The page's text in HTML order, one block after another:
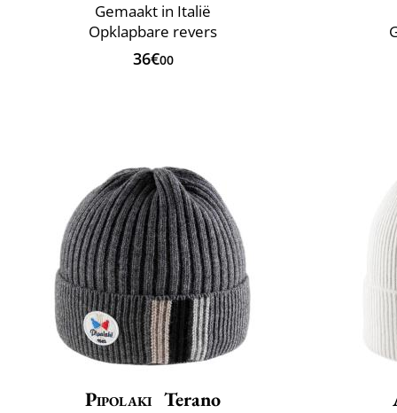
Gemaakt in Italië
Opklapbare revers
36€00
Pipolaki Terano